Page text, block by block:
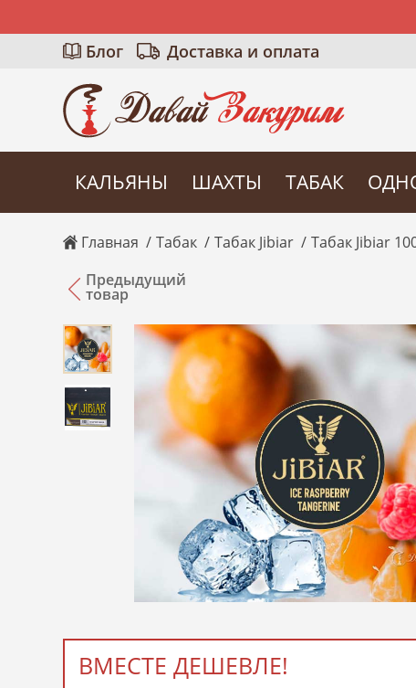
Блог Доставка и оплата
КАЛЬЯНЫ ШАХТЫ ТАБАК
Главная Табак Табак Jibiar Табак Jibiar
Предыдущий
товар
ВМЕСТЕ ДЕШЕВЛЕ!